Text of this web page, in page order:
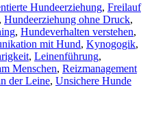
Hundeerziehung, Freilauf
, Hundeerziehung ohne Druck,
, Hundeverhalten verstehen,
mit Hund, Kynogogik,
, Leinenführung,
Menschen, Reizmanagement
der Leine, Unsichere Hunde